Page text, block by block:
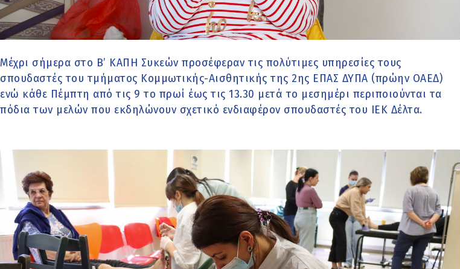
Μέχρι σήμερα στο Β’ ΚΑΠΗ Συκεών προσέφεραν τις πολύτιμες υπηρεσίες τους
σπουδαστές του τμήματος Κομμωτικής-Αισθητικής της 2ης ΕΠΑΣ ΔΥΠΑ (πρώην ΟΑΕΔ)
ενώ κάθε Πέμπτη από τις 9 το πρωί έως τις 13.30 μετά το μεσημέρι περιποιούνται τα
πόδια των μελών που εκδηλώνουν σχετικό ενδιαφέρον σπουδαστές του ΙΕΚ Δέλτα.